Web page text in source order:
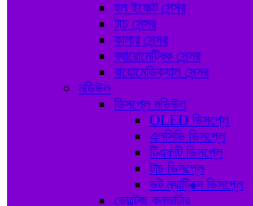
হল ইফেক্ট সেন্সর
টাচ সেন্সর
কালার সেন্সর
ব্যারোমেট্রিক সেন্সর
বায়োমেডিক্যাল সেন্সর
মডিউল
ডিসপ্লে মডিউল
OLED ডিসপ্লে
এলসিডি ডিসপ্লে
টিএফটি ডিসপ্লে
টাচ ডিসপ্লে
ডট ম্যাট্রিক্স ডিসপ্লে
ভোল্টেজ কনভার্টার